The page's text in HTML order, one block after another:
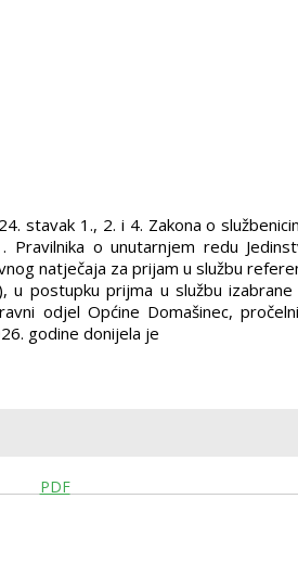
stavak 1., 2. i 4. Zakona o
o unutarnjem redu
natječaja za prijam u službu
u postupku prijma u službu
odjel Općine Domašinec,
godine donijela je
PDF